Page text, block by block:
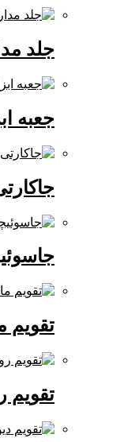
جلد مدارک
جعبه ابزار
جاسوئیچی
تقویم مانیتوری
تقویم رومیزی